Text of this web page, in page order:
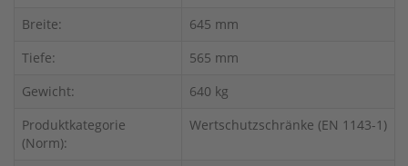
Breite:
645 mm
Tiefe:
565 mm
Gewicht:
640 kg
Produktkategorie
(Norm):
Wertschutzschränke (EN 1143-1)